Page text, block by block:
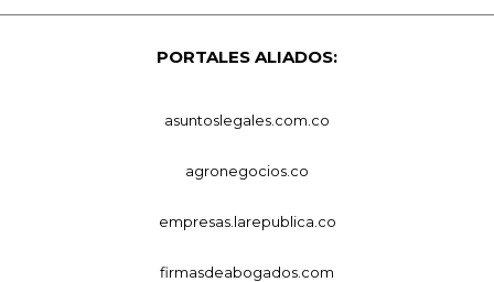
PORTALES ALIADOS:
asuntoslegales.com.co
agronegocios.co
empresas.larepublica.co
firmasdeabogados.com